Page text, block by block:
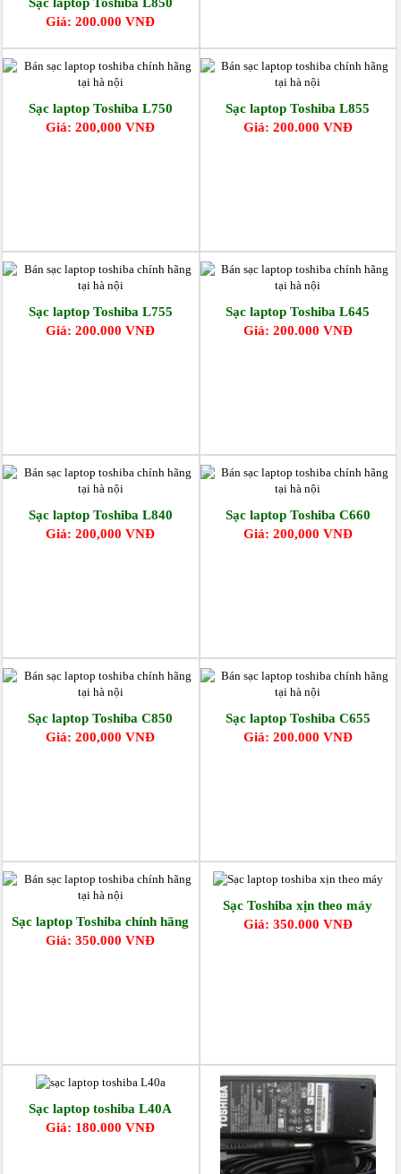
Giá: 200.000 VNĐ
Sạc laptop Toshiba L750
Giá: 200,000 VNĐ
Sạc laptop Toshiba L855
Giá: 200.000 VNĐ
Sạc laptop Toshiba L755
Giá: 200.000 VNĐ
Sạc laptop Toshiba L645
Giá: 200.000 VNĐ
Sạc laptop Toshiba L840
Giá: 200,000 VNĐ
Sạc laptop Toshiba C660
Giá: 200,000 VNĐ
Sạc laptop Toshiba C850
Giá: 200,000 VNĐ
Sạc laptop Toshiba C655
Giá: 200.000 VNĐ
Sạc laptop Toshiba chính hãng
Giá: 350.000 VNĐ
Sạc Toshiba xịn theo máy
Giá: 350.000 VNĐ
Sạc laptop toshiba L40A
Giá: 180.000 VNĐ